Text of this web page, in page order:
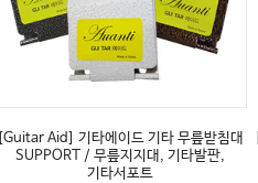
[Guitar Aid] 기타에이드 기타 무릎받침대
SUPPORT / 무릎지지대, 기타발판,
기타서포트